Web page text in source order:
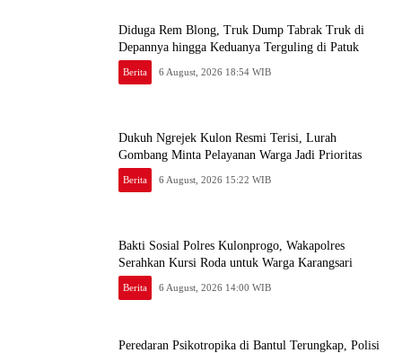
Diduga Rem Blong, Truk Dump Tabrak Truk di
Depannya hingga Keduanya Terguling di Patuk
Berita 6 August, 2026 18:54 WIB
Dukuh Ngrejek Kulon Resmi Terisi, Lurah
Gombang Minta Pelayanan Warga Jadi Prioritas
Berita 6 August, 2026 15:22 WIB
Bakti Sosial Polres Kulonprogo, Wakapolres
Serahkan Kursi Roda untuk Warga Karangsari
Berita 6 August, 2026 14:00 WIB
Peredaran Psikotropika di Bantul Terungkap, Polisi